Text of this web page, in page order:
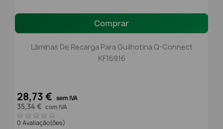
Comprar
Lâminas De Recarga Para Guilhotina Q-Connect
KF16916
28,73 € sem IVA
35,34 € com IVA
0 Avaliação(ões)